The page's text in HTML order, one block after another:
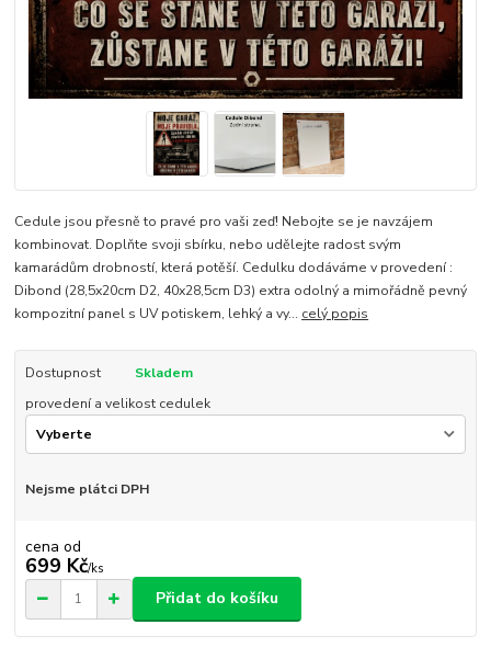
Cedule jsou přesně to pravé pro vaši zeď! Nebojte se je navzájem
kombinovat. Doplňte svoji sbírku, nebo udělejte radost svým
kamarádům drobností, která potěší. Cedulku dodáváme v provedení :
Dibond (28,5x20cm D2, 40x28,5cm D3) extra odolný a mimořádně pevný
kompozitní panel s UV potiskem, lehký a vy... celý popis
Dostupnost
Skladem
provedení a velikost cedulek
Nejsme plátci DPH
cena od
699 Kč/ks
Přidat do košíku